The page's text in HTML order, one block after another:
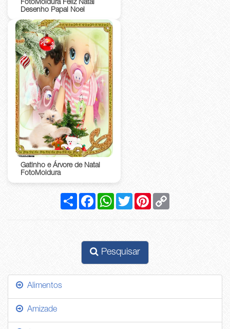
FotoMoldura Feliz Natal
Desenho Papai Noel
Gatinho e Árvore de Natal
FotoMoldura
CompartilharFacebookWhatsApp
Twitter Pinterest
Pesquisar
Alimentos
Amizade